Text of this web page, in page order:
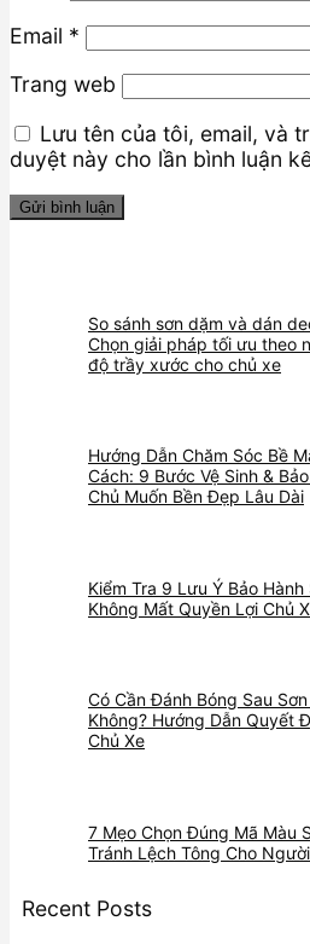
Email *
Trang web
Lưu tên của tôi, email, và
duyệt này cho lần bình luận
So sánh sơn dặm và dán
Chọn giải pháp tối ưu theo
độ trầy xước cho chủ xe
Hướng Dẫn Chăm Sóc Bề
Cách: 9 Bước Vệ Sinh &
Chủ Muốn Bền Đẹp Lâu Dài
Kiểm Tra 9 Lưu Ý Bảo
Không Mất Quyền Lợi Chủ
Có Cần Đánh Bóng Sau
Không? Hướng Dẫn Quyết
Chủ Xe
7 Mẹo Chọn Đúng Mã Màu
Tránh Lệch Tông Cho
Recent Posts